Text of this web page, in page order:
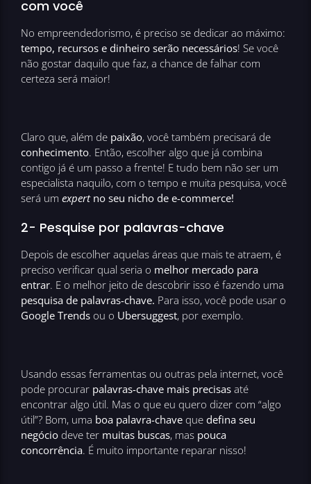
com você
No empreendedorismo, é preciso se dedicar ao máximo:
tempo, recursos e dinheiro serão necessários! Se você
não gostar daquilo que faz, a chance de falhar com
certeza será maior!
Claro que, além de paixão, você também precisará de
conhecimento. Então, escolher algo que já combina
contigo já é um passo a frente! E tudo bem não ser um
especialista naquilo, com o tempo e muita pesquisa, você
será um expertno seu nicho de e-commerce!
2- Pesquise por palavras-chave
Depois de escolher aquelas áreas que mais te atraem, é
preciso verificar qual seria o melhor mercado para
entrar. E o melhor jeito de descobrir isso é fazendo uma
pesquisa de palavras-chave. Para isso, você pode usar o
Google Trends ou o Ubersuggest, por exemplo.
Usando essas ferramentas ou outras pela internet, você
pode procurar palavras-chave mais precisas até
encontrar algo útil. Mas o que eu quero dizer com “algo
útil”? Bom, uma boa palavra-chave que defina seu
negócio deve ter muitas buscas, mas pouca
concorrência. É muito importante reparar nisso!